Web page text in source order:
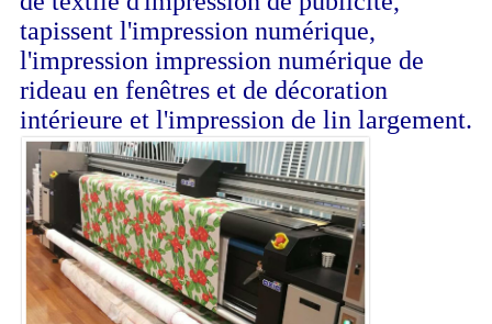
tapissent l'impression numérique,
l'impression impression numérique de
rideau en fenêtres et de décoration
intérieure et l'impression de lin largement.